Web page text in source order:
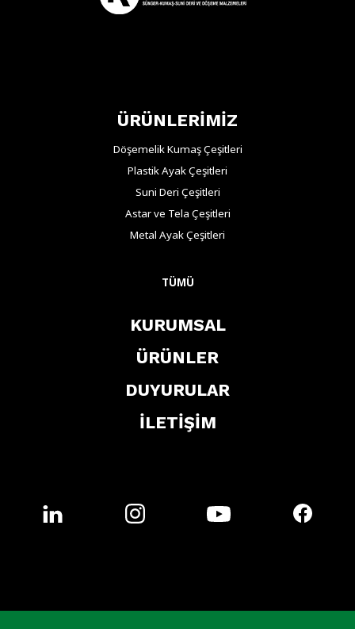
ÜRÜNLERİMİZ
Döşemelik Kumaş Çeşitleri
Plastik Ayak Çeşitleri
Suni Deri Çeşitleri
Astar ve Tela Çeşitleri
Metal Ayak Çeşitleri
TÜMÜ
KURUMSAL
ÜRÜNLER
DUYURULAR
İLETİŞİM